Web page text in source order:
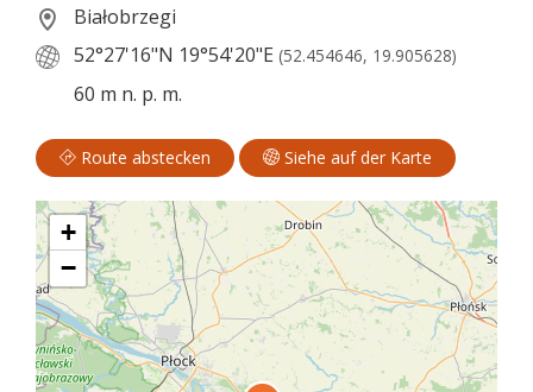
Białobrzegi
52°27'16"N 19°54'20"E (52.454646, 19.905628)
60 m n. p. m.
Route abstecken Siehe auf der Karte
+
−